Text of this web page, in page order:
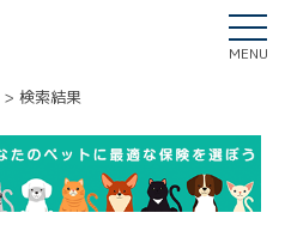
MENU
検索結果